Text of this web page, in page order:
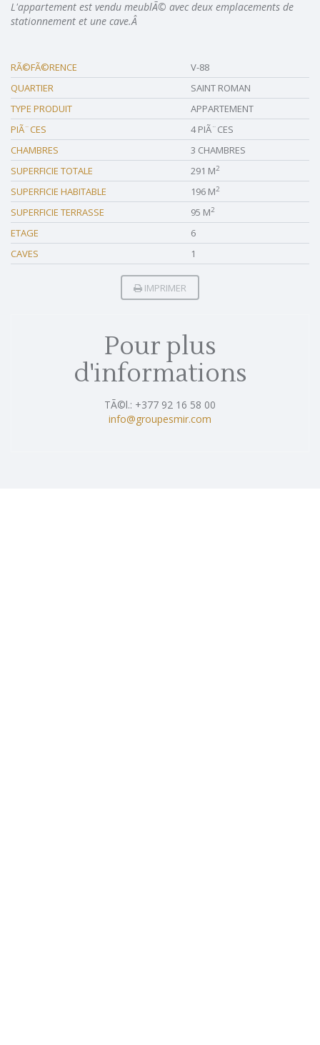
L'appartement est vendu meublÃ© avec deux emplacements de
stationnement et une cave.Â
RÃ©FÃ©RENCE
V-88
QUARTIER
SAINT ROMAN
TYPE PRODUIT
APPARTEMENT
PIÃ¨CES
4 PIÃ¨CES
CHAMBRES
3 CHAMBRES
SUPERFICIE TOTALE
291 M2
SUPERFICIE HABITABLE 196 M2
SUPERFICIE TERRASSE 95 M2
ETAGE
6
CAVES
1
IMPRIMER
Pour plus
d'informations
TÃ©l.: +377 92 16 58 00
info@groupesmir.com